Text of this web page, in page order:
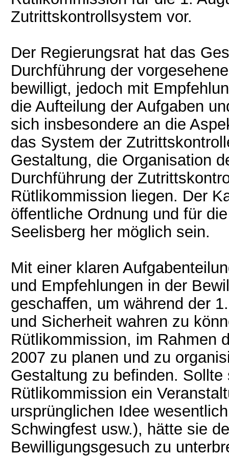
Zutrittskontrollsystem vor.
Der Regierungsrat hat das
Durchführung der
bewilligt, jedoch mit
die Aufteilung der Aufgaben
sich insbesondere an die
das System der
Gestaltung, die Organisation
Durchführung der
Rütlikommission liegen. Der
öffentliche Ordnung und für
Seelisberg her möglich sein.
Mit einer klaren
und Empfehlungen in der
geschaffen, um während der
und Sicherheit wahren zu
Rütlikommission, im Rahmen
2007 zu planen und zu
Gestaltung zu befinden.
Rütlikommission ein
ursprünglichen Idee
Schwingfest usw.), hätte sie
Bewilligungsgesuch zu